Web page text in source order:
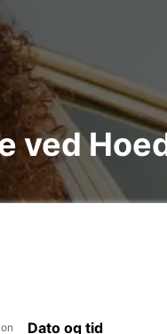
ved
Dato og tid